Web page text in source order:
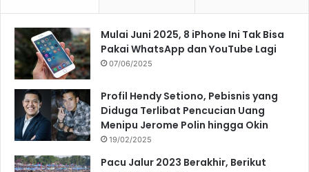
Mulai Juni 2025, 8 iPhone Ini Tak Bisa
Pakai WhatsApp dan YouTube Lagi
07/06/2025
Profil Hendy Setiono, Pebisnis yang
Diduga Terlibat Pencucian Uang
Menipu Jerome Polin hingga Okin
19/02/2025
Pacu Jalur 2023 Berakhir, Berikut